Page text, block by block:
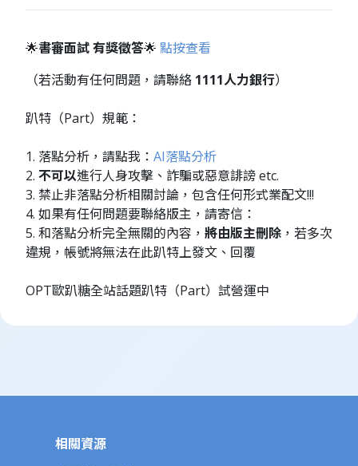
🌟書審面試 有獎徵答🌟 點按查看
（若活動有任何問題，請聯絡 1111人力銀行）
趴特（Part）規範：
1. 落點分析，請點我： AI落點分析
2. 不可以進行人身攻擊、詐騙或惡意誹謗 etc.
3. 禁止非落點分析相關討論，包含任何形式業配文!!!
4. 如果有任何問題要聯絡版主，請寄信：
5. 和落點分析完全無關的內容， 將由版主刪除 ，若多次
違規，帳號將無法在此趴特上發文、回覆
OPT歐趴糖全站話題趴特（Part）試營運中
相關資源